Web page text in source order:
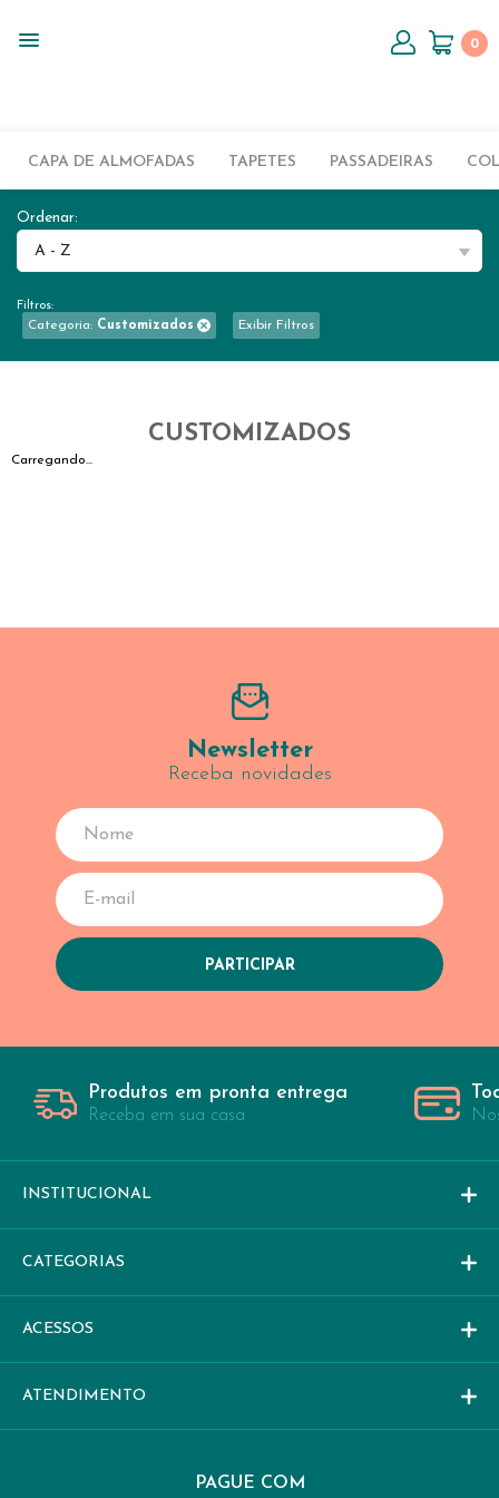
0
CAPA DE ALMOFADAS TAPETES PASSADEIRAS
Ordenar:
A - Z
Filtros:
Categoria: Customizados Exibir Filtros
CUSTOMIZADOS
Carregando...
Newsletter
Receba novidades
Produtos em pronta entrega
Receba em sua casa
INSTITUCIONAL
CATEGORIAS
ACESSOS
ATENDIMENTO
PAGUE COM